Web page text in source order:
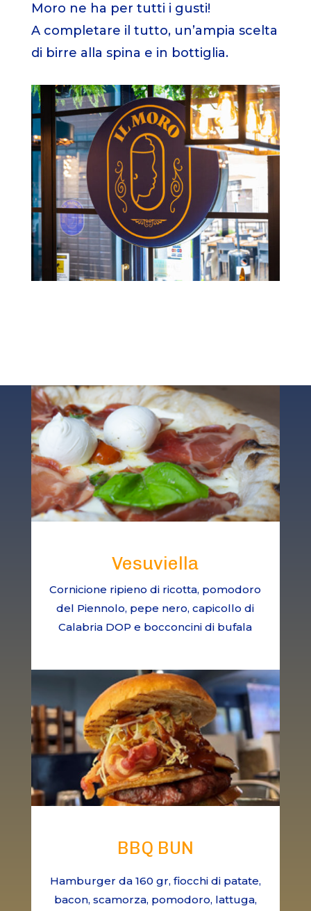
Moro ne ha per tutti i gusti!
A completare il tutto, un’ampia scelta
di birre alla spina e in bottiglia.
Vesuviella
Cornicione ripieno di ricotta, pomodoro
del Piennolo, pepe nero, capicollo di
Calabria DOP e bocconcini di bufala
BBQ BUN
Hamburger da 160 gr, fiocchi di patate,
bacon, scamorza, pomodoro, lattuga,